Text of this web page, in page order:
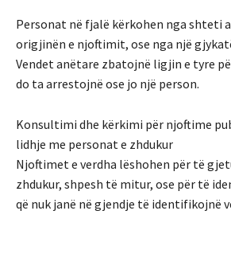
Personat në fjalë kërkohen nga shteti
origjinën e njoftimit, ose nga një
Vendet anëtare zbatojnë ligjin e tyre
do ta arrestojnë ose jo një person.
Konsultimi dhe kërkimi për njoftime
lidhje me personat e zhdukur
Njoftimet e verdha lëshohen për të
zhdukur, shpesh të mitur, ose për të
që nuk janë në gjendje të identifikojnë